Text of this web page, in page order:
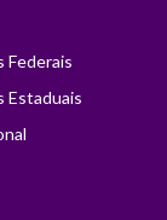
Federais
Estaduais